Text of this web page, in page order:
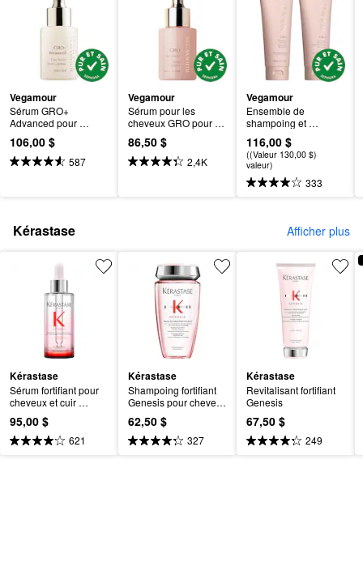
Vegamour
Sérum GRO+
Advanced pour
cheveux très
clairsemés
106,00 $
587
Vegamour
Sérum pour les
cheveux GRO pour
cheveux clairsemés
86,50 $
2,4K
Vegamour
Ensemble de
shampoing et
revitalisant GRO pour
cheveux clairsemés
116,00 $
((Valeur 130,00 $)
valeur)
333
Kérastase Afficher plus
Kérastase
Sérum fortifiant pour
cheveux et cuir
chevelu Genesis
95,00 $
621
Kérastase
Shampoing fortifiant
Genesis pour cheveux
normaux à gras
62,50 $
327
Kérastase
Revitalisant fortifiant
Genesis
67,50 $
249